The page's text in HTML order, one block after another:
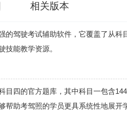
相关版本
的驾驶考试辅助软件，它覆盖了从
技能教学资源。
目四的官方题库，其中科目一包含
帮助考驾照的学员更具系统性地展